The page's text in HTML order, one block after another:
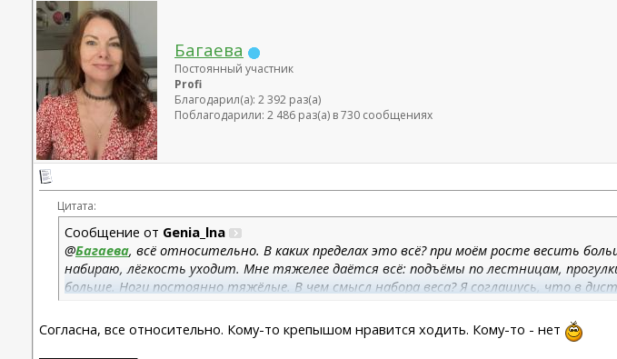
Багаева
Постоянный участник
Profi
Благодарил(а): 2 392 раз(а)
Поблагодарили: 2 486 раз(а) в 730 сообщениях
Цитата:
Сообщение от Genia_lna
@Багаева, всё относительно. В каких пределах это всё? при моём росте весить
набираю, лёгкость уходит. Мне тяжелее даётся всё: подъёмы по лестницам,
больше. Ноги постоянно тяжёлые. В чем смысл набора веса? Я соглашусь, что в
Согласна, все относительно. Кому-то крепышом нравится ходить. Кому-то - нет